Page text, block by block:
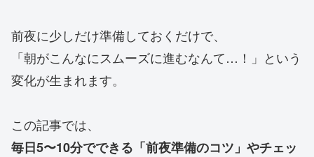
前夜に少しだけ準備しておくだけで、
「朝がこんなにスムーズに進むなんて…！」という
変化が生まれます。
この記事では、
毎日5〜10分でできる「前夜準備のコツ」やチェッ